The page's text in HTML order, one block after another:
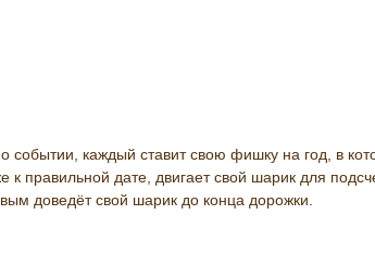
о событии, каждый ставит свою фишку на год, в
к правильной дате, двигает свой шарик для
доведёт свой шарик до конца дорожки.